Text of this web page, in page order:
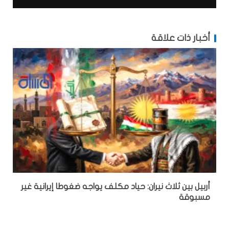
أخبار ذات علاقة
أربيل بين ثلاث نيران: حياد مكلف يواجه ضغوطا إيرانية غير
مسبوقة